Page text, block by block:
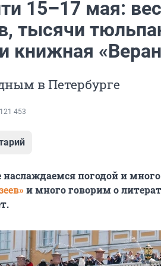
15–17 мая:
тысячи
книжная
в Петербурге
121 453
погодой и
и много говорим о